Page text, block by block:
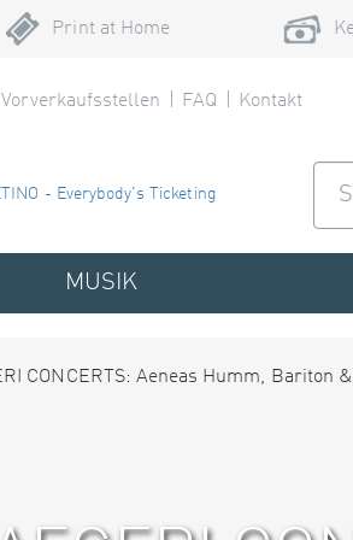
Print at Home
Vorverkaufsstellen FAQ Kontakt
MUSIK